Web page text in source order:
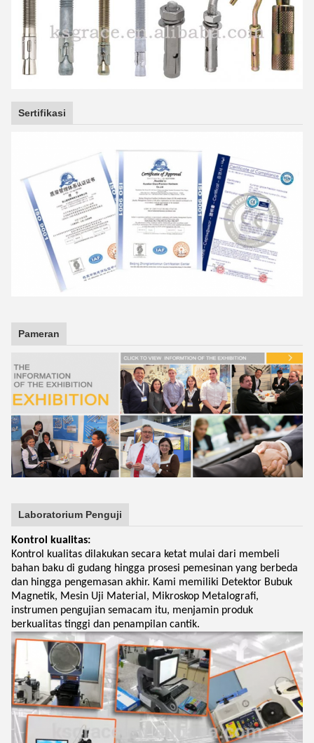
Sertifikasi
Pameran
Laboratorium Penguji
Kontrol kualitas:
Kontrol kualitas dilakukan secara ketat mulai dari membeli
bahan baku di gudang hingga prosesi pemesinan yang berbeda
dan hingga pengemasan akhir. Kami memiliki Detektor Bubuk
Magnetik, Mesin Uji Material, Mikroskop Metalografi,
instrumen pengujian semacam itu, menjamin produk
berkualitas tinggi dan penampilan cantik.